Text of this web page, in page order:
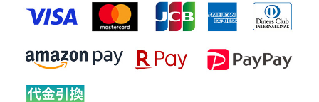
金物・現場資材
コンテンツ
ガイドライン